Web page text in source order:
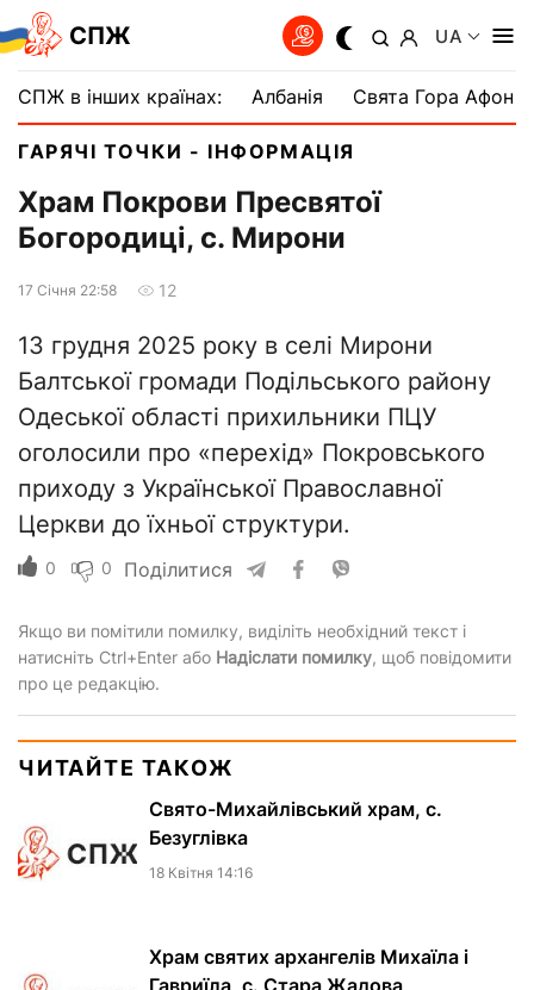
СПЖ UA
СПЖ в інших країнах: Албанія Свята Гора Афон
ГАРЯЧІ ТОЧКИ - ІНФОРМАЦІЯ
Храм Покрови Пресвятої
Богородиці, с. Мирони
17 Сiчня 22:58 12
13 грудня 2025 року в селі Мирони
Балтської громади Подільського району
Одеської області прихильники ПЦУ
оголосили про «перехід» Покровського
приходу з Української Православної
Церкви до їхньої структури.
0 0 Поділитися
Якщо ви помітили помилку, виділіть необхідний текст і
натисніть Ctrl+Enter або Надіслати помилку, щоб повідомити
про це редакцію.
ЧИТАЙТЕ ТАКОЖ
Свято-Михайлівський храм, с.
Безуглівка
18 Квiтня 14:16
Храм святих архангелів Михаїла і